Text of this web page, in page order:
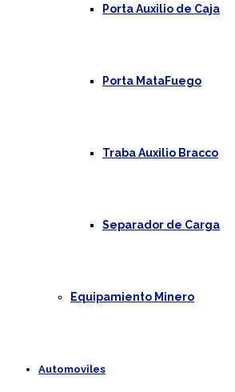
Porta Auxilio de Caja
Porta MataFuego
Traba Auxilio Bracco
Separador de Carga
Equipamiento Minero
Automoviles